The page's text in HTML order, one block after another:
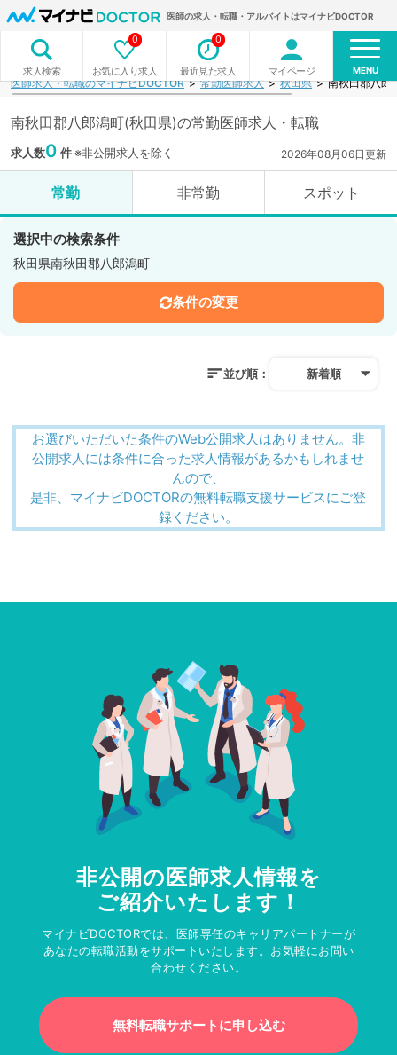
医師の求人・転職・アルバイトはマイナビDOCTOR
求人検索 お気に入り求人
0
最近見た求人
0
マイページ MENU
医師求人・転職のマイナビDOCTOR 常勤医師求人 秋田県 南秋田郡八郎
南秋田郡八郎潟町(秋田県)の常勤医師求人・転職
求人数0 件※非公開求人を除く 2026年08月06日更新
常勤 非常勤 スポット
選択中の検索条件
秋田県南秋田郡八郎潟町
条件の変更
並び順： 新着順
お選びいただいた条件のWeb公開求人はありません。非
公開求人には条件に合った求人情報があるかもしれませ
んので、
是非、マイナビDOCTORの無料転職支援サービスにご登
録ください。
非公開の医師求人情報を
ご紹介いたします！
マイナビDOCTORでは、医師専任のキャリアパートナーが
あなたの転職活動をサポートいたします。お気軽にお問い
合わせください。
無料転職サポートに申し込む